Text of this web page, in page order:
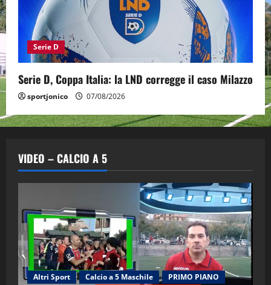
Serie D
Serie D, Coppa Italia: la LND corregge il caso Milazzo
sportjonico 07/08/2026
VIDEO – CALCIO A 5
Altri Sport Calcio a 5 Maschile
PRIMO PIANO